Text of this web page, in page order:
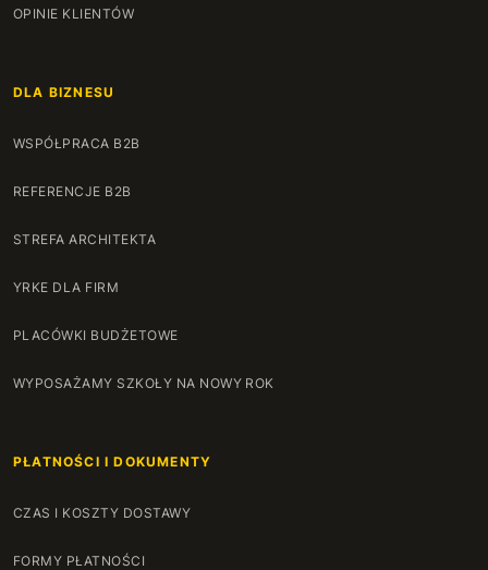
OPINIE KLIENTÓW
DLA BIZNESU
WSPÓŁPRACA B2B
REFERENCJE B2B
STREFA ARCHITEKTA
YRKE DLA FIRM
PLACÓWKI BUDŻETOWE
WYPOSAŻAMY SZKOŁY NA NOWY ROK
PŁATNOŚCI I DOKUMENTY
CZAS I KOSZTY DOSTAWY
FORMY PŁATNOŚCI